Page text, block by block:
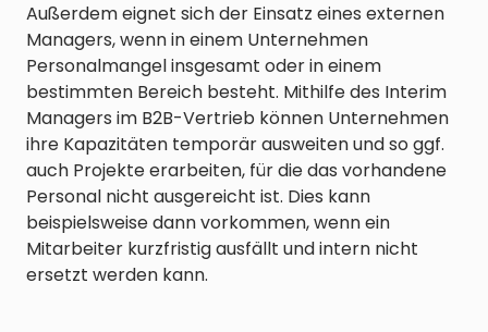
Außerdem eignet sich der Einsatz eines externen
Managers, wenn in einem Unternehmen
Personalmangel insgesamt oder in einem
bestimmten Bereich besteht. Mithilfe des Interim
Managers im B2B-Vertrieb können Unternehmen
ihre Kapazitäten temporär ausweiten und so ggf.
auch Projekte erarbeiten, für die das vorhandene
Personal nicht ausgereicht ist. Dies kann
beispielsweise dann vorkommen, wenn ein
Mitarbeiter kurzfristig ausfällt und intern nicht
ersetzt werden kann.